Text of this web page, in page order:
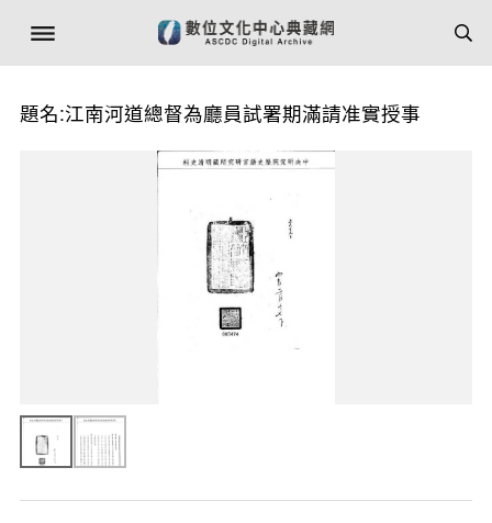
題名:江南河道總督為廳員試署期滿請准實授事